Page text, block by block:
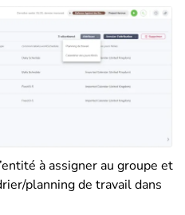
à assigner au groupe et
planning de travail dans